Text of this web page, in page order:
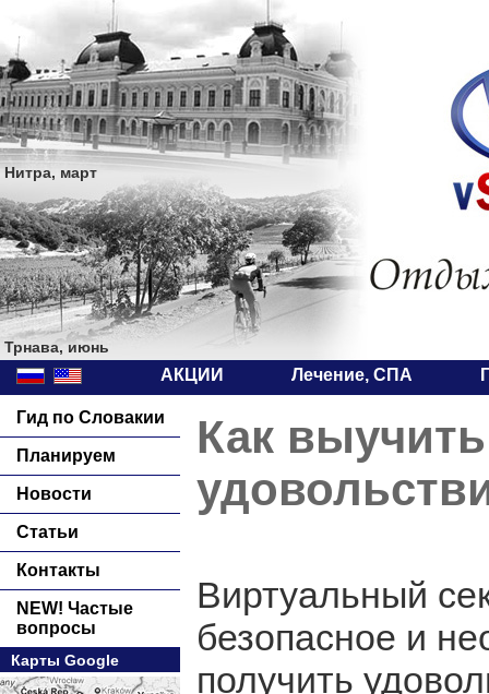
Нитра, март
Трнава, июнь
АКЦИИ Лечение, СПА
Гид по Словакии
Планируем
Новости
Статьи
Контакты
NEW! Частые
вопросы
Карты Google
Как
Виртуальный
безопасное и
получить